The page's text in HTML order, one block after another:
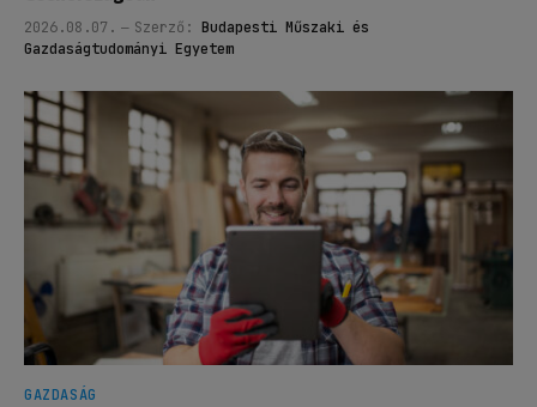
2026.08.07. Szerző: Budapesti Műszaki és
Gazdaságtudományi Egyetem
GAZDASÁG